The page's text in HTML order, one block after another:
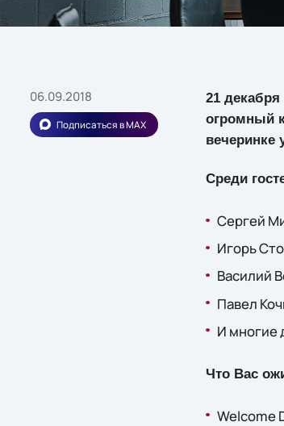
06.09.2018
Подписаться в MAX
21
огромный
вечеринке
Среди
Сергей
Игорь
Василий
Павел
И многие
Что Вас
Welcome